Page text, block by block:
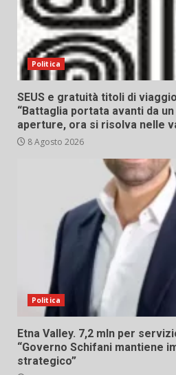
Politica
SEUS e gratuità titoli di
“Battaglia portata avanti da
aperture, ora si risolva nelle
8 Agosto 2026
Politica
Etna Valley. 7,2 mln per
“Governo Schifani mantiene
strategico”